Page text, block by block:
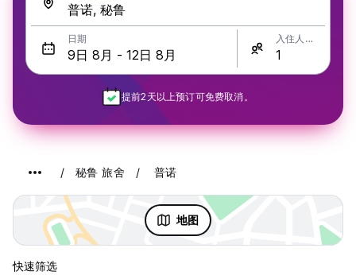
日期 入住人数
提前2天以上预订可免费取消。
秘鲁 旅舍 普诺
地图
快速筛选